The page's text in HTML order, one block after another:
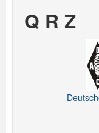
Q R Z